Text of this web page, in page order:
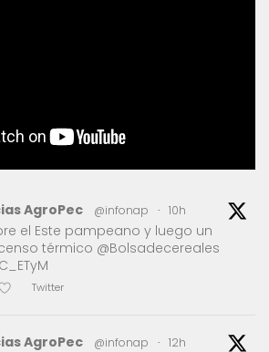
AgroPec @infonap · 10h
el Este pampeano y luego un
térmico @Bolsadecereales
Twitter
AgroPec @infonap · 12h